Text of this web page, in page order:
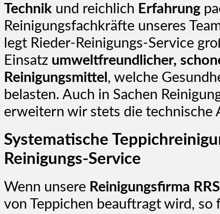
Technik und reichlich Erfahrung
Reinigungsfachkräfte unseres
legt Rieder-Reinigungs-Service
Einsatz umweltfreundlicher,
Reinigungsmittel , welche
belasten. Auch in Sachen
erweitern wir stets die technische
Systematische
Reinigungs-Service
Wenn unsere Reinigungsfirma RRS
von Teppichen beauftragt wird, so